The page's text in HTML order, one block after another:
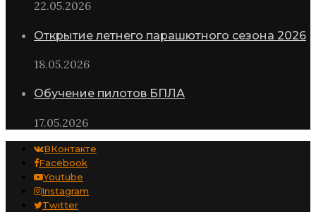
22.05.2026
Открытие летнего парашютного сезона 2026
18.05.2026
Обучение пилотов БПЛА
17.05.2026
ВКонтакте
Facebook
Youtube
Instagram
Twitter